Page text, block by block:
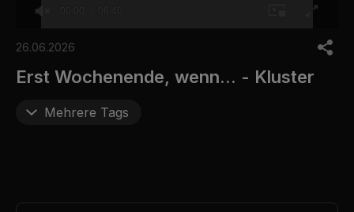
o
6
m
26.06.2026
Erst Wochenende, wenn... - Kluster
Mehrere Tags